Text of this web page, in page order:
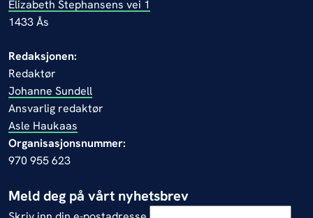
Elizabeth Stephansens vei 1
1433 Ås
Redaksjonen:
Redaktør
Johanne Sundell
Ansvarlig redaktør
Asle Haukaas
Organisasjonsnummer:
970 955 623
Meld deg på vårt nyhetsbrev